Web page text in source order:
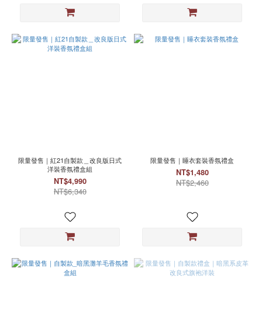
限量發售｜紅21自製款＿改良版日式
洋裝香氛禮盒組
NT$4,990
NT$6,340
限量發售｜睡衣套裝香氛禮盒
NT$1,480
NT$2,460